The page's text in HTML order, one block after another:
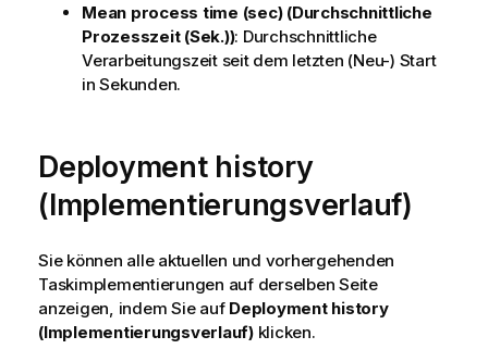
Mean process time (sec) (Durchschnittliche
Prozesszeit (Sek.)): Durchschnittliche
Verarbeitungszeit seit dem letzten (Neu-) Start
in Sekunden.
Deployment history
(Implementierungsverlauf)
Sie können alle aktuellen und vorhergehenden
Taskimplementierungen auf derselben Seite
anzeigen, indem Sie auf Deployment history
(Implementierungsverlauf)klicken.